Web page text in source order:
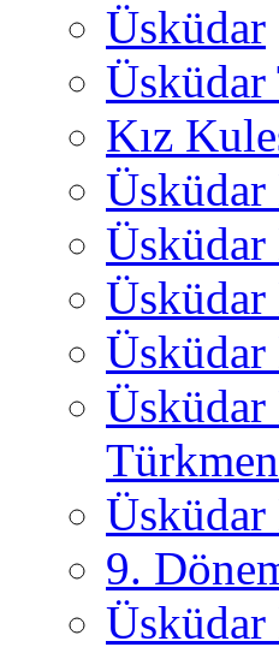
Üsküdar
Üsküdar
Kız
Üsküdar
Üsküdar
Üsküdar
Türkmen
Üsküdar
9.